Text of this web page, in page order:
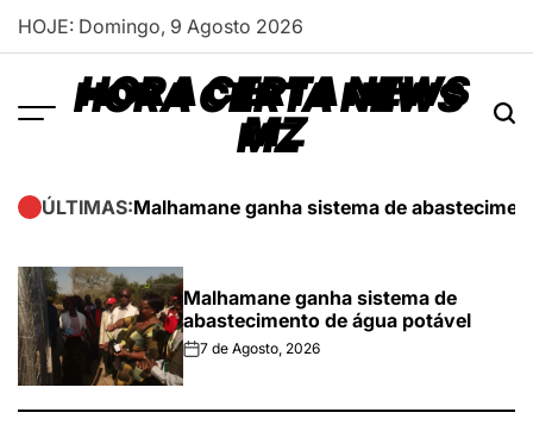
Skip
HOJE: Domingo, 9 Agosto 2026
HORA CERTA NEWS
MZ
ÚLTIMAS:Malhamane ganha sistema de
Malhamane ganha sistema de
abastecimento de água potável
on7 de Agosto, 2026